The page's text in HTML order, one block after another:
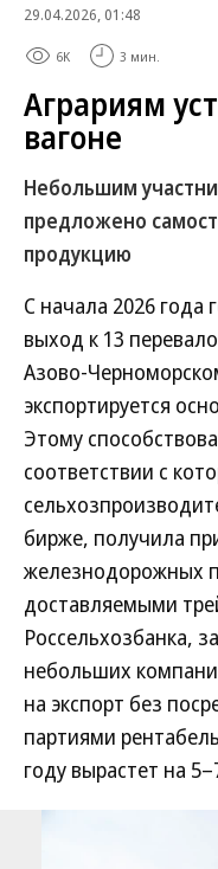
29.04.2026, 01:48
6K 3 мин.
Аграриям
вагоне
Небольшим
предложено
продукцию
С начала 2026 года
выход к 13
Азово-
экспортируется
Этому
соответствии с
бирже, получила
железнодорожных
доставляемыми
Россельхозбанка,
небольших
на экспорт без
партиями
году вырастет на